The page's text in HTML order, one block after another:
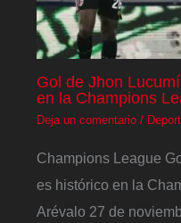
Gol de Jhon
en la Champions
Deja un comentario /
Champions League
es histórico en la
Arévalo 27 de